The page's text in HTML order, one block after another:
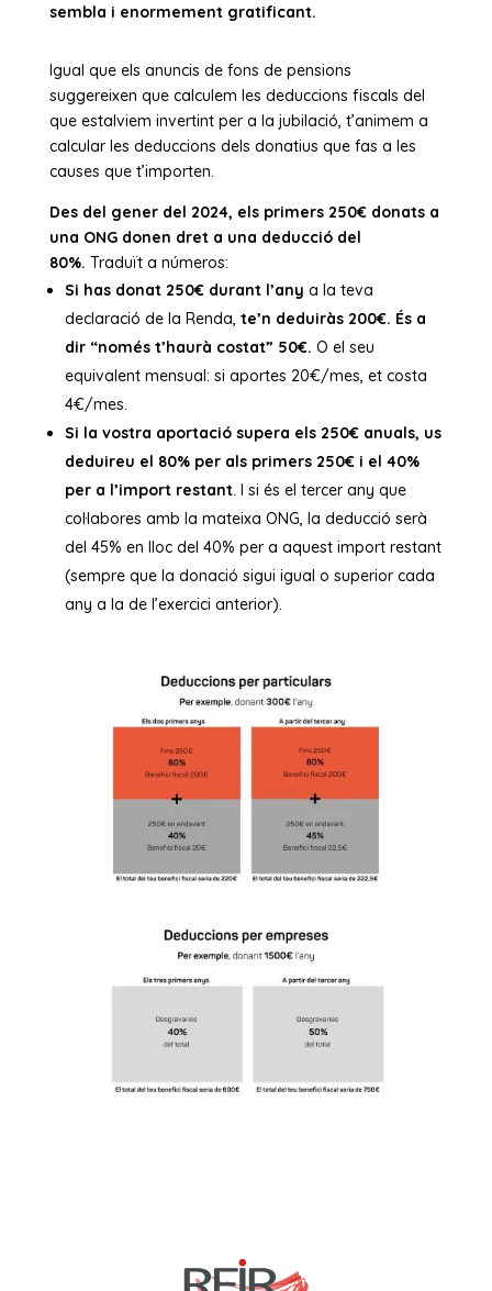
sembla i enormement gratificant.
Igual que els anuncis de fons de pensions
suggereixen que calculem les deduccions fiscals del
que estalviem invertint per a la jubilació, t’animem a
calcular les deduccions dels donatius que fas a les
causes que t’importen.
Des del gener del 2024, els primers 250€ donats a
una ONG donen dret a una deducció del
80%. Traduït a números:
Si has donat 250€ durant l’any a la teva
declaració de la Renda, te’n deduiràs 200€. És a
dir “només t’haurà costat” 50€. O el seu
equivalent mensual: si aportes 20€/mes, et costa
4€/mes.
Si la vostra aportació supera els 250€ anuals, us
deduireu el 80% per als primers 250€ i el 40%
per a l’import restant. I si és el tercer any que
col·labores amb la mateixa ONG, la deducció serà
del 45% en lloc del 40% per a aquest import restant
(sempre que la donació sigui igual o superior cada
any a la de l’exercici anterior).